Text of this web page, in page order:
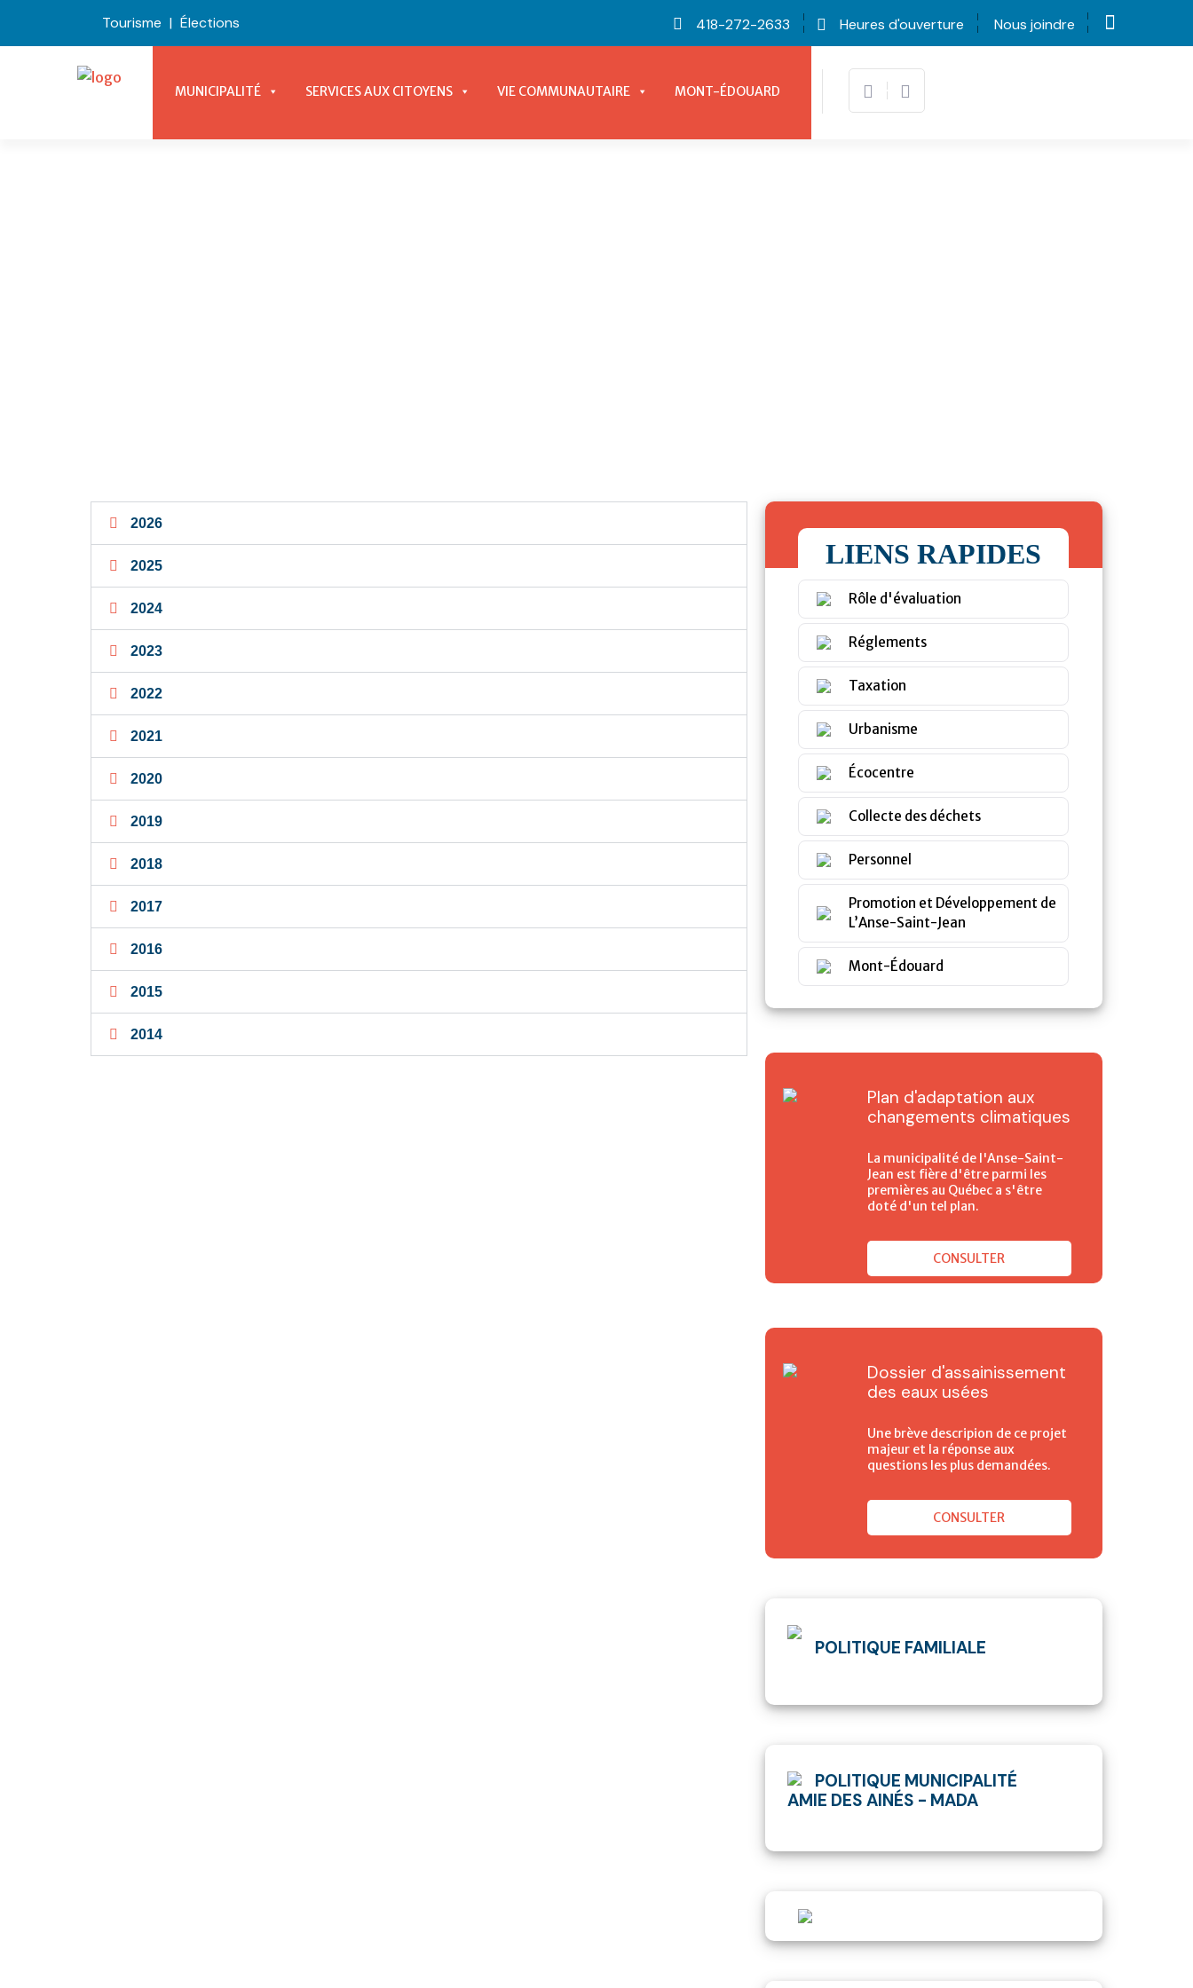
Tourisme | Élections 418-272-2633 Heures d'ouverture Nous joindre
MUNICIPALITÉ SERVICES AUX CITOYENS VIE COMMUNAUTAIRE MONT-ÉDOUARD
2026
2025
2024
2023
2022
2021
2020
2019
2018
2017
2016
2015
2014
LIENS RAPIDES
Rôle d'évaluation
Réglements
Taxation
Urbanisme
Écocentre
Collecte des déchets
Personnel
Promotion et Développement de
L’Anse-Saint-Jean
Mont-Édouard
Plan d'adaptation aux
changements climatiques
La municipalité de l'Anse-Saint-
Jean est fière d'être parmi les
premières au Québec a s'être
doté d'un tel plan.
CONSULTER
Dossier d'assainissement
des eaux usées
Une brève descripion de ce projet
majeur et la réponse aux
questions les plus demandées.
CONSULTER
POLITIQUE FAMILIALE
POLITIQUE MUNICIPALITÉ
AMIE DES AINÉS - MADA